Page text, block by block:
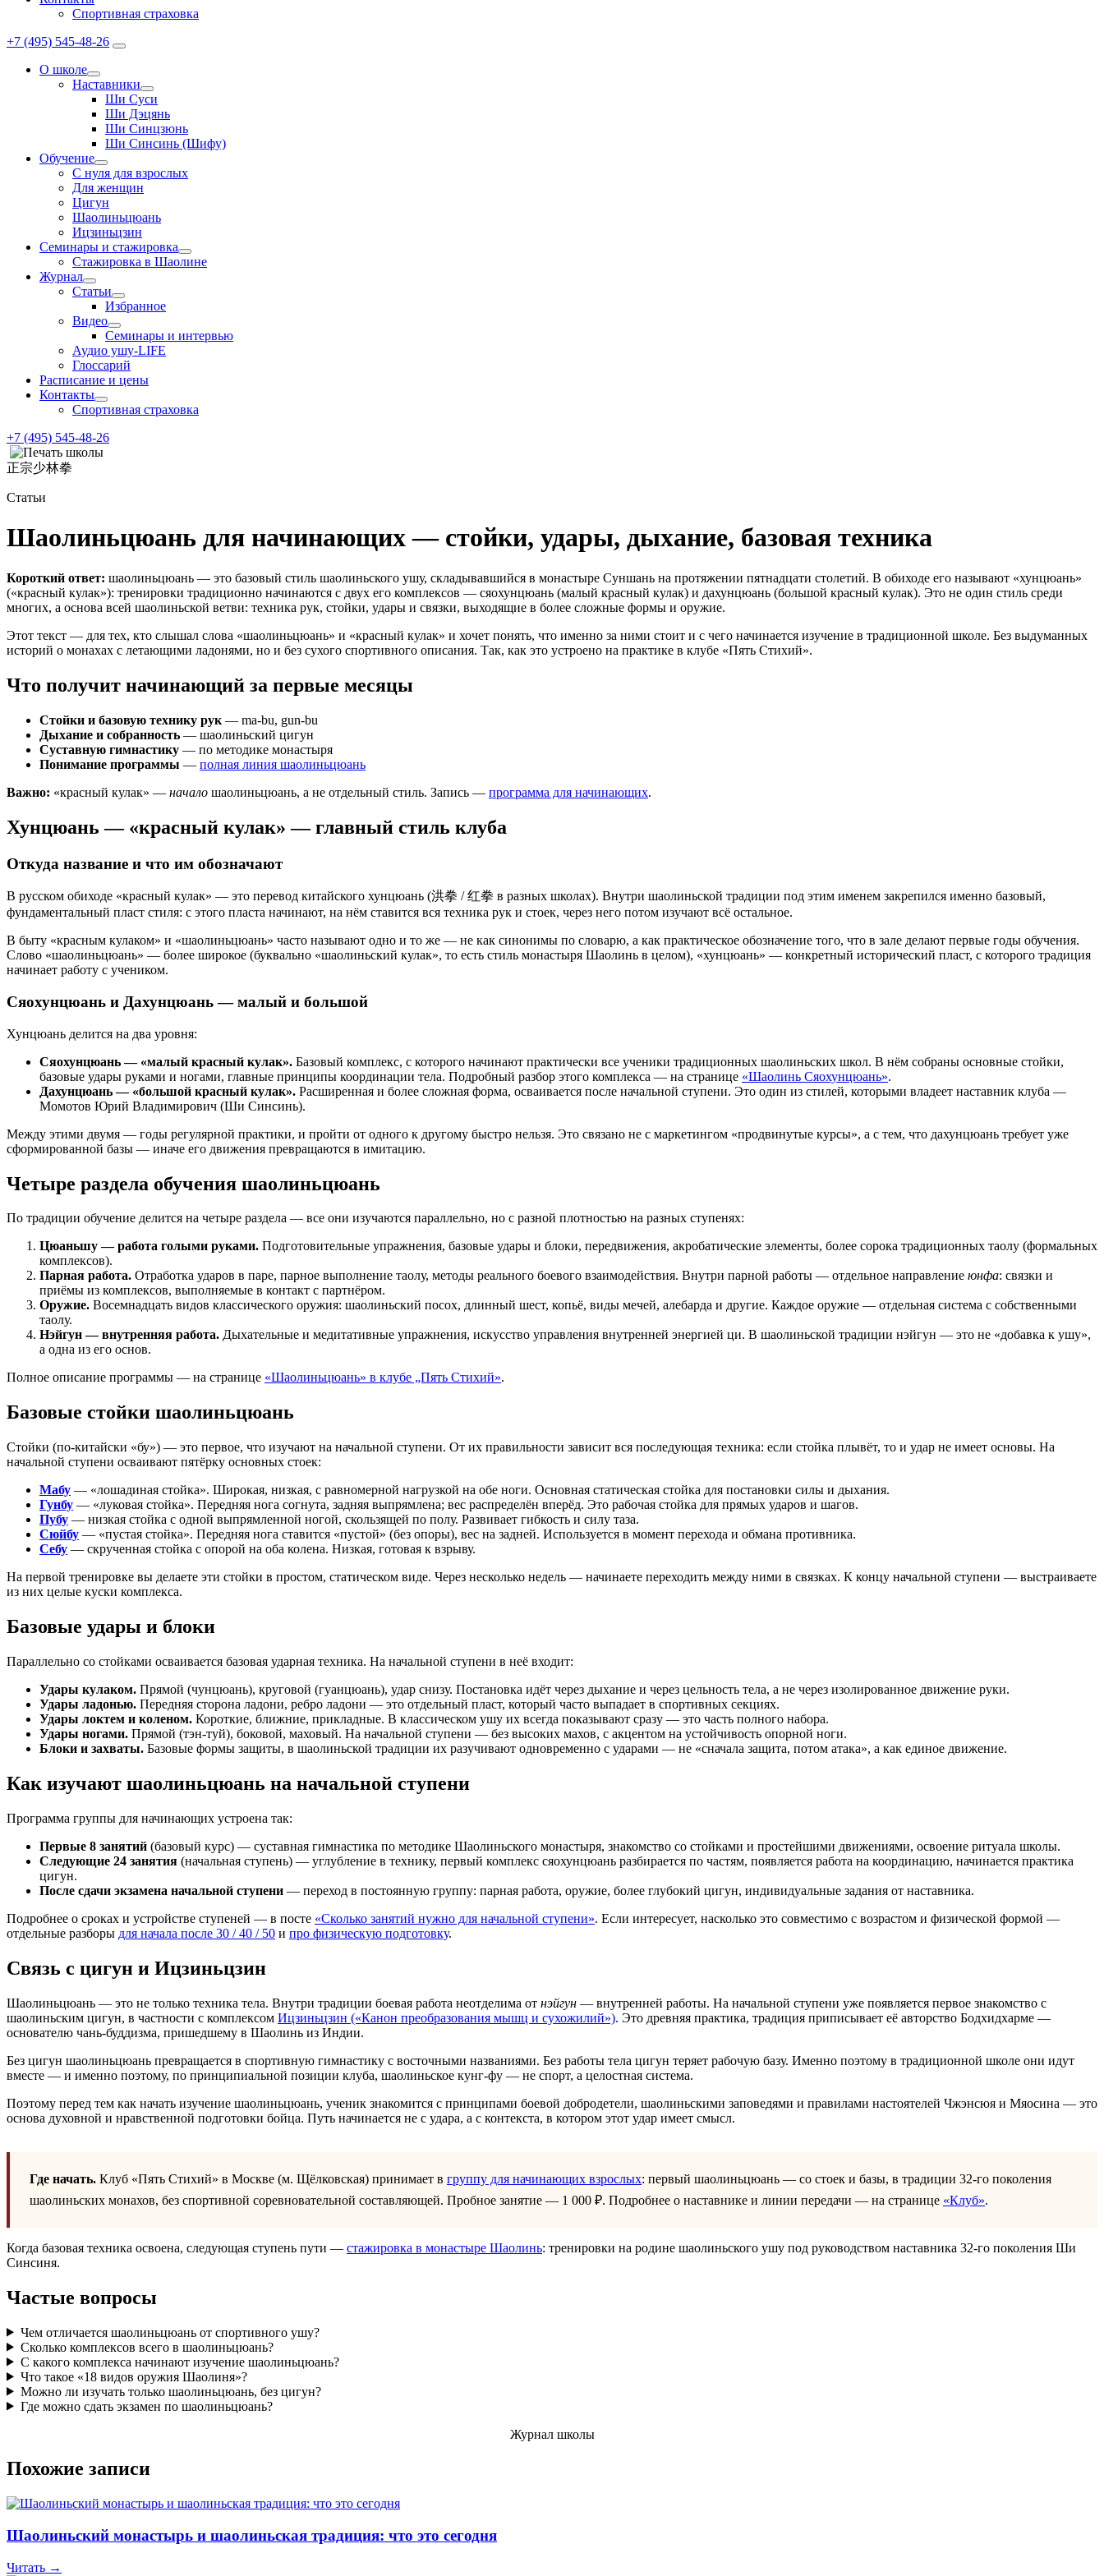
Спортивная страховка
+7 (495) 545-48-26
О школе
Наставники
Ши Суси
Ши Дэцянь
Ши Синцзюнь
Ши Синсинь (Шифу)
Обучение
С нуля для взрослых
Для женщин
Цигун
Шаолиньцюань
Ицзиньцзин
Семинары и стажировка
Стажировка в Шаолине
Журнал
Статьи
Избранное
Видео
Семинары и интервью
Аудио ушу-LIFE
Глоссарий
Расписание и цены
Контакты
Спортивная страховка
+7 (495) 545-48-26
正宗少林拳
Статьи
Шаолиньцюань для начинающих — стойки, удары, дыхание, базовая техника
Короткий ответ: шаолиньцюань — это базовый стиль шаолиньского ушу, складывавшийся в монастыре Суншань на протяжении пятнадцати столетий. В обиходе его называют «хунцюань»
(«красный кулак»): тренировки традиционно начинаются с двух его комплексов — сяохунцюань (малый красный кулак) и дахунцюань (большой красный кулак). Это не один стиль среди
многих, а основа всей шаолиньской ветви: техника рук, стойки, удары и связки, выходящие в более сложные формы и оружие.
Этот текст — для тех, кто слышал слова «шаолиньцюань» и «красный кулак» и хочет понять, что именно за ними стоит и с чего начинается изучение в традиционной школе. Без выдуманных
историй о монахах с летающими ладонями, но и без сухого спортивного описания. Так, как это устроено на практике в клубе «Пять Стихий».
Что получит начинающий за первые месяцы
Стойки и базовую технику рук — ma-bu, gun-bu
Дыхание и собранность — шаолиньский цигун
Суставную гимнастику — по методике монастыря
Понимание программы — полная линия шаолиньцюань
Важно: «красный кулак» — начало шаолиньцюань, а не отдельный стиль. Запись — программа для начинающих.
Хунцюань — «красный кулак» — главный стиль клуба
Откуда название и что им обозначают
В русском обиходе «красный кулак» — это перевод китайского хунцюань (洪拳 / 红拳 в разных школах). Внутри шаолиньской традиции под этим именем закрепился именно базовый,
фундаментальный пласт стиля: с этого пласта начинают, на нём ставится вся техника рук и стоек, через него потом изучают всё остальное.
В быту «красным кулаком» и «шаолиньцюань» часто называют одно и то же — не как синонимы по словарю, а как практическое обозначение того, что в зале делают первые годы обучения.
Слово «шаолиньцюань» — более широкое (буквально «шаолиньский кулак», то есть стиль монастыря Шаолинь в целом), «хунцюань» — конкретный исторический пласт, с которого традиция
начинает работу с учеником.
Сяохунцюань и Дахунцюань — малый и большой
Хунцюань делится на два уровня:
Сяохунцюань — «малый красный кулак». Базовый комплекс, с которого начинают практически все ученики традиционных шаолиньских школ. В нём собраны основные стойки,
базовые удары руками и ногами, главные принципы координации тела. Подробный разбор этого комплекса — на странице «Шаолинь Сяохунцюань».
Дахунцюань — «большой красный кулак». Расширенная и более сложная форма, осваивается после начальной ступени. Это один из стилей, которыми владеет наставник клуба —
Момотов Юрий Владимирович (Ши Синсинь).
Между этими двумя — годы регулярной практики, и пройти от одного к другому быстро нельзя. Это связано не с маркетингом «продвинутые курсы», а с тем, что дахунцюань требует уже
сформированной базы — иначе его движения превращаются в имитацию.
Четыре раздела обучения шаолиньцюань
По традиции обучение делится на четыре раздела — все они изучаются параллельно, но с разной плотностью на разных ступенях:
Цюаньшу — работа голыми руками. Подготовительные упражнения, базовые удары и блоки, передвижения, акробатические элементы, более сорока традиционных таолу (формальных
комплексов).
Парная работа. Отработка ударов в паре, парное выполнение таолу, методы реального боевого взаимодействия. Внутри парной работы — отдельное направление юнфа: связки и
приёмы из комплексов, выполняемые в контакт с партнёром.
Оружие. Восемнадцать видов классического оружия: шаолиньский посох, длинный шест, копьё, виды мечей, алебарда и другие. Каждое оружие — отдельная система с собственными
таолу.
Нэйгун — внутренняя работа. Дыхательные и медитативные упражнения, искусство управления внутренней энергией ци. В шаолиньской традиции нэйгун — это не «добавка к ушу»,
а одна из его основ.
Полное описание программы — на странице «Шаолиньцюань» в клубе „Пять Стихий».
Базовые стойки шаолиньцюань
Стойки (по-китайски «бу») — это первое, что изучают на начальной ступени. От их правильности зависит вся последующая техника: если стойка плывёт, то и удар не имеет основы. На
начальной ступени осваивают пятёрку основных стоек:
Мабу — «лошадиная стойка». Широкая, низкая, с равномерной нагрузкой на обе ноги. Основная статическая стойка для постановки силы и дыхания.
Гунбу — «луковая стойка». Передняя нога согнута, задняя выпрямлена; вес распределён вперёд. Это рабочая стойка для прямых ударов и шагов.
Пубу — низкая стойка с одной выпрямленной ногой, скользящей по полу. Развивает гибкость и силу таза.
Сюйбу — «пустая стойка». Передняя нога ставится «пустой» (без опоры), вес на задней. Используется в момент перехода и обмана противника.
Себу — скрученная стойка с опорой на оба колена. Низкая, готовая к взрыву.
На первой тренировке вы делаете эти стойки в простом, статическом виде. Через несколько недель — начинаете переходить между ними в связках. К концу начальной ступени — выстраиваете
из них целые куски комплекса.
Базовые удары и блоки
Параллельно со стойками осваивается базовая ударная техника. На начальной ступени в неё входит:
Удары кулаком. Прямой (чунцюань), круговой (гуанцюань), удар снизу. Постановка идёт через дыхание и через цельность тела, а не через изолированное движение руки.
Удары ладонью. Передняя сторона ладони, ребро ладони — это отдельный пласт, который часто выпадает в спортивных секциях.
Удары локтем и коленом. Короткие, ближние, прикладные. В классическом ушу их всегда показывают сразу — это часть полного набора.
Удары ногами. Прямой (тэн-туй), боковой, маховый. На начальной ступени — без высоких махов, с акцентом на устойчивость опорной ноги.
Блоки и захваты. Базовые формы защиты, в шаолиньской традиции их разучивают одновременно с ударами — не «сначала защита, потом атака», а как единое движение.
Как изучают шаолиньцюань на начальной ступени
Программа группы для начинающих устроена так:
Первые 8 занятий (базовый курс) — суставная гимнастика по методике Шаолиньского монастыря, знакомство со стойками и простейшими движениями, освоение ритуала школы.
Следующие 24 занятия (начальная ступень) — углубление в технику, первый комплекс сяохунцюань разбирается по частям, появляется работа на координацию, начинается практика
цигун.
После сдачи экзамена начальной ступени — переход в постоянную группу: парная работа, оружие, более глубокий цигун, индивидуальные задания от наставника.
Подробнее о сроках и устройстве ступеней — в посте «Сколько занятий нужно для начальной ступени». Если интересует, насколько это совместимо с возрастом и физической формой —
отдельные разборы для начала после 30 / 40 / 50 и про физическую подготовку.
Связь с цигун и Ицзиньцзин
Шаолиньцюань — это не только техника тела. Внутри традиции боевая работа неотделима от нэйгун — внутренней работы. На начальной ступени уже появляется первое знакомство с
шаолиньским цигун, в частности с комплексом Ицзиньцзин («Канон преобразования мышц и сухожилий»). Это древняя практика, традиция приписывает её авторство Бодхидхарме —
основателю чань-буддизма, пришедшему в Шаолинь из Индии.
Без цигун шаолиньцюань превращается в спортивную гимнастику с восточными названиями. Без работы тела цигун теряет рабочую базу. Именно поэтому в традиционной школе они идут
вместе — и именно поэтому, по принципиальной позиции клуба, шаолиньское кунг-фу — не спорт, а целостная система.
Поэтому перед тем как начать изучение шаолиньцюань, ученик знакомится с принципами боевой добродетели, шаолиньскими заповедями и правилами настоятелей Чжэнсюя и Мяосина — это
основа духовной и нравственной подготовки бойца. Путь начинается не с удара, а с контекста, в котором этот удар имеет смысл.
Где начать. Клуб «Пять Стихий» в Москве (м. Щёлковская) принимает в группу для начинающих взрослых: первый шаолиньцюань — со стоек и базы, в традиции 32-го поколения
шаолиньских монахов, без спортивной соревновательной составляющей. Пробное занятие — 1 000 ₽. Подробнее о наставнике и линии передачи — на странице «Клуб».
Когда базовая техника освоена, следующая ступень пути — стажировка в монастыре Шаолинь: тренировки на родине шаолиньского ушу под руководством наставника 32-го поколения Ши
Синсиня.
Частые вопросы
Чем отличается шаолиньцюань от спортивного ушу?
Сколько комплексов всего в шаолиньцюань?
С какого комплекса начинают изучение шаолиньцюань?
Что такое «18 видов оружия Шаолиня»?
Можно ли изучать только шаолиньцюань, без цигун?
Где можно сдать экзамен по шаолиньцюань?
Журнал школы
Похожие записи
Шаолиньский монастырь и шаолиньская традиция: что это сегодня
Читать →